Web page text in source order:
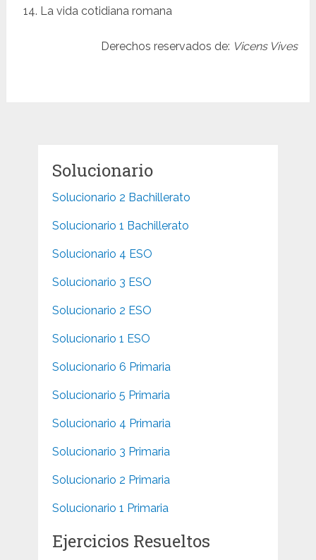
La vida cotidiana romana
Derechos reservados de: Vicens Vives
Solucionario
Solucionario 2 Bachillerato
Solucionario 1 Bachillerato
Solucionario 4 ESO
Solucionario 3 ESO
Solucionario 2 ESO
Solucionario 1 ESO
Solucionario 6 Primaria
Solucionario 5 Primaria
Solucionario 4 Primaria
Solucionario 3 Primaria
Solucionario 2 Primaria
Solucionario 1 Primaria
Ejercicios Resueltos